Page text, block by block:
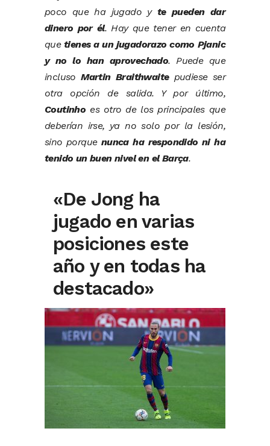
poco que ha jugado y te pueden dar
dinero por él. Hay que tener en cuenta
que tienes a un jugadorazo como Pjanic
y no lo han aprovechado. Puede que
inclusoMartin Braithwaitepudiese ser
otra opción de salida. Y por último,
Coutinho es otro de los principales que
deberían irse, ya no solo por la lesión,
sino porque nunca ha respondido ni ha
tenido un buen nivel en el Barça.
«De Jong ha
jugado en varias
posiciones este
año y en todas ha
destacado»